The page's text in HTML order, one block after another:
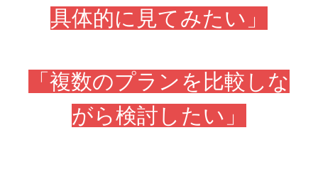
具体的に見てみたい」
「複数のプランを比較しな
がら検討したい」